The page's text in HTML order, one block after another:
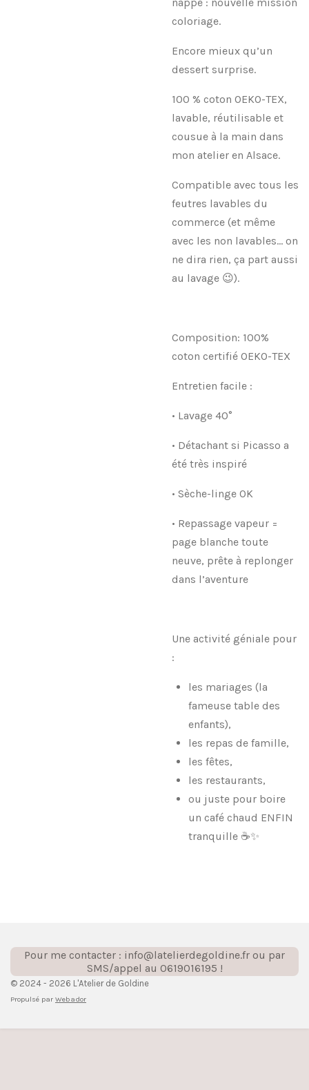
coloriage.
Encore mieux qu’un
dessert surprise.
100 % coton OEKO-TEX,
lavable, réutilisable et
cousue à la main dans
mon atelier en Alsace.
Compatible avec tous les
feutres lavables du
commerce (et même
avec les non lavables… on
ne dira rien, ça part aussi
au lavage 😉).
Composition: 100%
coton certifié OEKO-TEX
Entretien facile :
• Lavage 40°
• Détachant si Picasso a
été très inspiré
• Sèche-linge OK
• Repassage vapeur =
page blanche toute
neuve, prête à replonger
dans l’aventure
Une activité géniale pour
:
les mariages (la
fameuse table des
enfants),
les repas de famille,
les fêtes,
les restaurants,
ou juste pour boire
un café chaud ENFIN
tranquille ☕✨
Pour me contacter : info@latelierdegoldine.fr ou par
SMS/appel au 0619016195 !
© 2024 - 2026 L'Atelier de Goldine
Propulsé par Webador